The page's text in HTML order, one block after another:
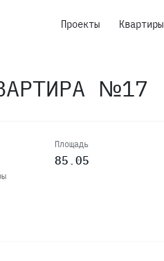
Проекты Квартиры
№17
Площадь
85.05